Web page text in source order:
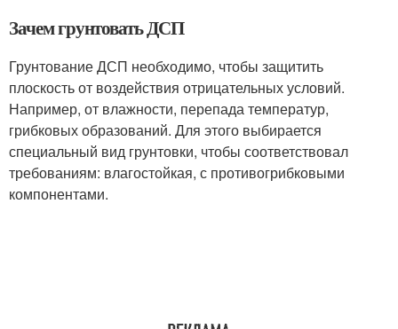
Зачем грунтовать ДСП
Грунтование ДСП необходимо, чтобы защитить
плоскость от воздействия отрицательных условий.
Например, от влажности, перепада температур,
грибковых образований. Для этого выбирается
специальный вид грунтовки, чтобы соответствовал
требованиям: влагостойкая, с противогрибковыми
компонентами.